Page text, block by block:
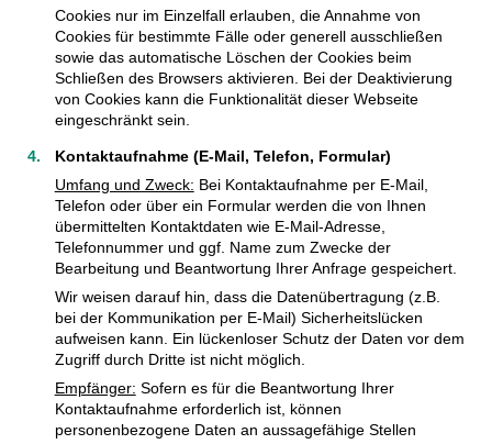
Cookies nur im Einzelfall erlauben, die Annahme von
Cookies für bestimmte Fälle oder generell ausschließen
sowie das automatische Löschen der Cookies beim
Schließen des Browsers aktivieren. Bei der Deaktivierung
von Cookies kann die Funktionalität dieser Webseite
eingeschränkt sein.
Kontaktaufnahme (E-Mail, Telefon, Formular)
Umfang und Zweck: Bei Kontaktaufnahme per E-Mail,
Telefon oder über ein Formular werden die von Ihnen
übermittelten Kontaktdaten wie E-Mail-Adresse,
Telefonnummer und ggf. Name zum Zwecke der
Bearbeitung und Beantwortung Ihrer Anfrage gespeichert.
Wir weisen darauf hin, dass die Datenübertragung (z.B.
bei der Kommunikation per E-Mail) Sicherheitslücken
aufweisen kann. Ein lückenloser Schutz der Daten vor dem
Zugriff durch Dritte ist nicht möglich.
Empfänger: Sofern es für die Beantwortung Ihrer
Kontaktaufnahme erforderlich ist, können
personenbezogene Daten an aussagefähige Stellen